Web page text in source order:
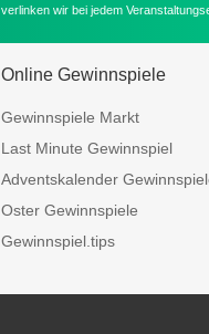
verlinken wir bei jedem
Online Gewinnspiele
Gewinnspiele Markt
Last Minute Gewinnspiel
Adventskalender
Oster Gewinnspiele
Gewinnspiel.tips